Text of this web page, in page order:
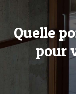
Quelle
pour